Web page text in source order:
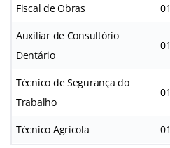
Fiscal de Obras 01
Auxiliar de Consultório
Dentário
01
Técnico de Segurança do
Trabalho
01
Técnico Agrícola 01